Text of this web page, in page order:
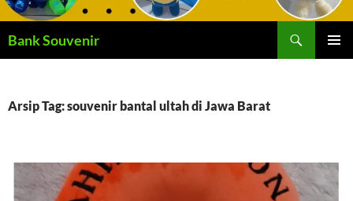
Bank Souvenir
Arsip Tag: souvenir bantal ultah di Jawa Barat